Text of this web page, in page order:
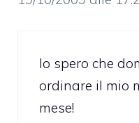
Io spero che
ordinare il mio
mese!